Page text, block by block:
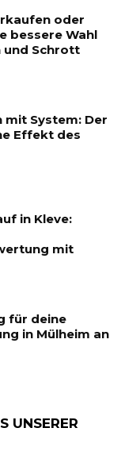
oder
bessere Wahl
und Schrott
mit System: Der
Effekt des
in Kleve:
mit
für deine
in Mülheim an
UNSERER